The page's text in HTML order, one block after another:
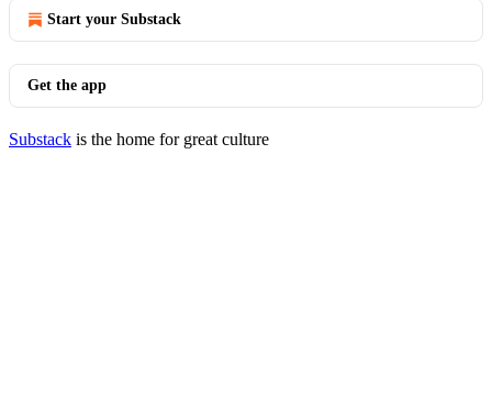
Start your Substack
Get the app
Substack is the home for great culture